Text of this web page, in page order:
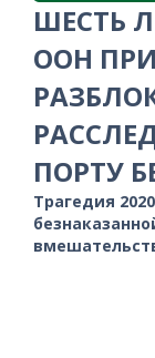
ШЕСТЬ
ООН
ПОРТУ
Трагедия